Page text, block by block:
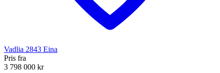
Vadlia 2843 Eina
Pris fra
3 798 000 kr